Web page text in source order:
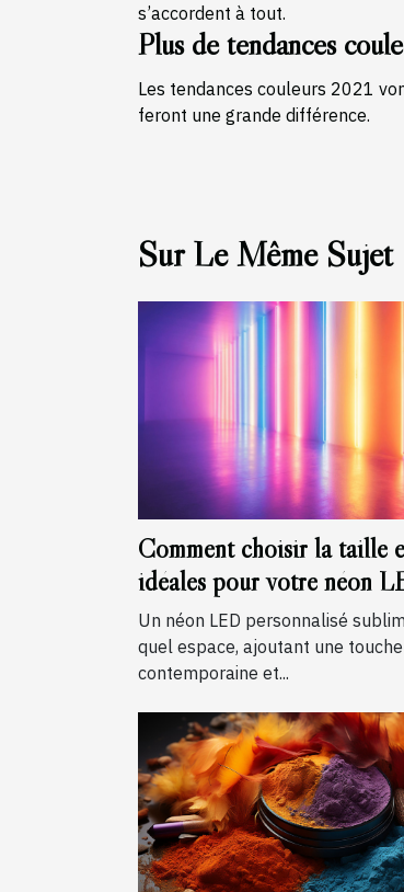
s’accordent à tout.
Plus de tendances
Les tendances couleurs 2021
feront une grande différence.
Sur Le Même Sujet
Comment choisir la taille
idéales pour votre néon
personnalisé
Un néon LED personnalisé
quel espace, ajoutant une touche
contemporaine et...